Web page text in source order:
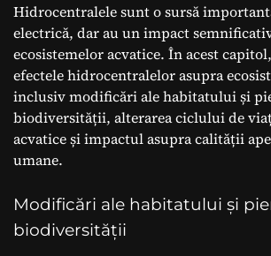
Hidrocentralele sunt o sursă
electrică, dar au un impact
ecosistemelor acvatice. În acest
efectele hidrocentralelor asupra
inclusiv modificări ale habitatului și
biodiversității, alterarea ciclului de
acvatice și impactul asupra calității
umane.
Modificări ale habitatului și
biodiversității